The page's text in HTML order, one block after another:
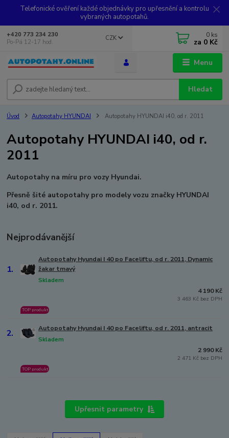
Telefonické ověření každé objednávky pro upřesnění a kontrolu
vybraných autopotahů.
Menu
CZK
Hledat
+420 773 234 230
Po-Pá 12-17 hod.
0 ks
za 0 Kč
Úvod Autopotahy HYUNDAI Autopotahy HYUNDAI i40, od r. 2011
Autopotahy HYUNDAI i40, od r.
2011
Autopotahy na míru pro vozy Hyundai.
Přesně šité autopotahy pro modely vozu značky HYUNDAI
i40, od r. 2011.
Nejprodávanější
1.
Autopotahy Hyundai I 40 po Faceliftu, od r. 2011, Dynamic
žakar tmavý
Skladem
TOP produkt
4 190 Kč
3 463 Kč bez DPH
2. Autopotahy Hyundai I 40 po Faceliftu, od r. 2011, antracit
Skladem
TOP produkt
2 990 Kč
2 471 Kč bez DPH
Upřesnit parametry